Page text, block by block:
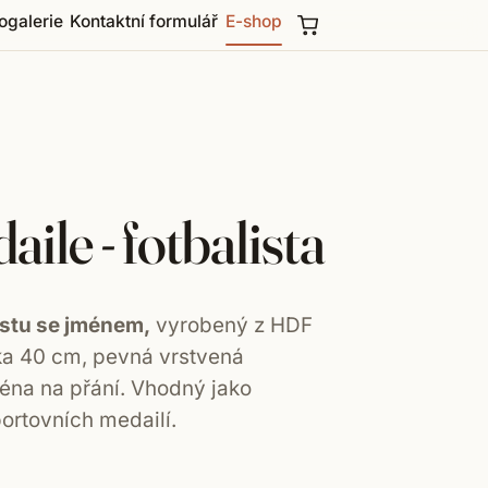
Kontaktní formulář E-shop
- fotbalista
se jménem, vyrobený z HDF
40 cm, pevná vrstvená
na přání. Vhodný jako
medailí.